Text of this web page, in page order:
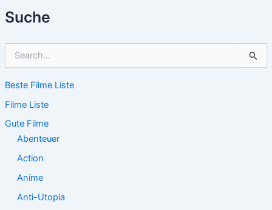
Suche
h
n
n
Beste Filme Liste
Filme Liste
Gute Filme
Abenteuer
Action
Anime
Anti-Utopia